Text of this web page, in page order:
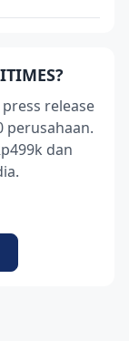
release
perusahaan.
dan